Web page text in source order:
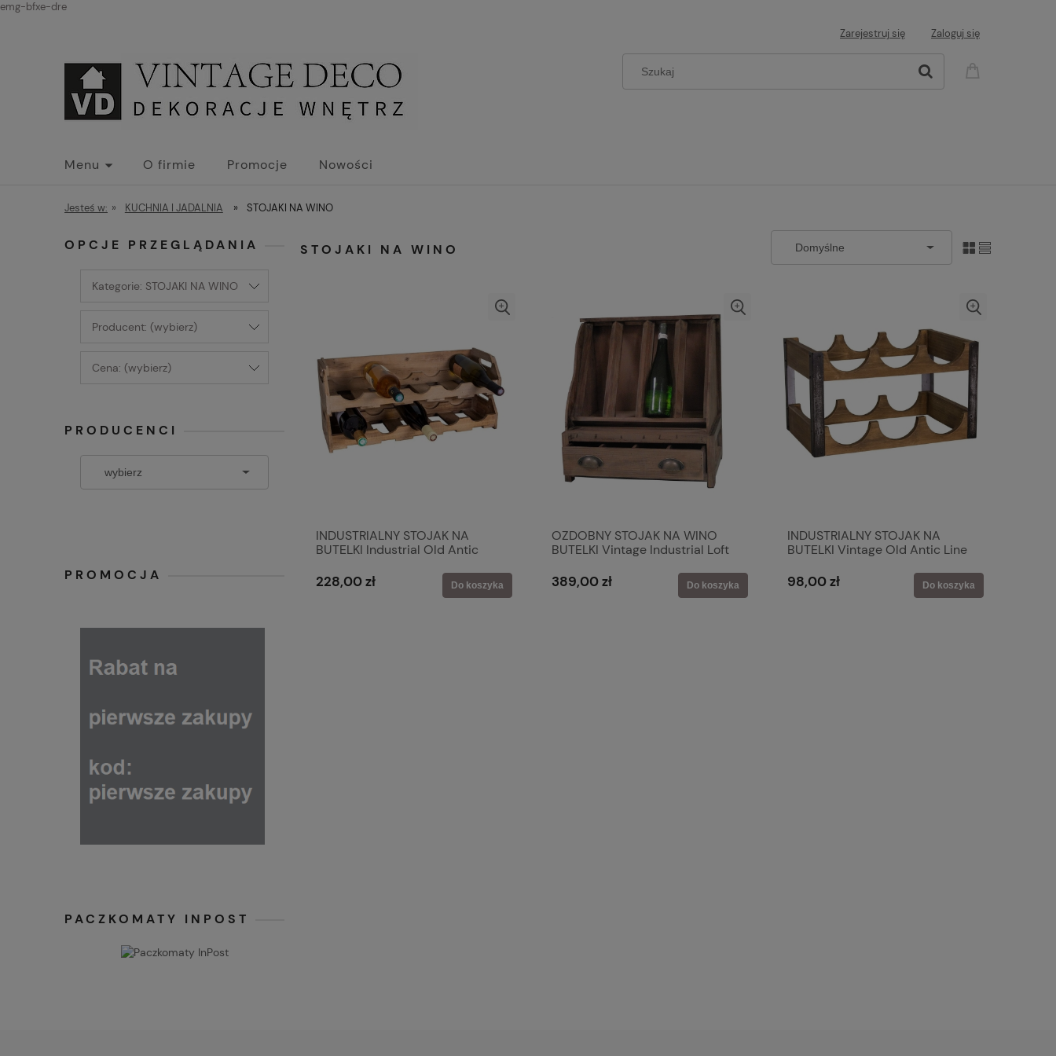
emg-bfxe-dre
Zarejestruj się
Zaloguj się
Menu O firmie Promocje Nowości
Jesteś w: » KUCHNIA I JADALNIA » STOJAKI NA WINO
OPCJE PRZEGLĄDANIA
Kategorie: STOJAKI NA WINO
Producent: (wybierz)
Cena: (wybierz)
PRODUCENCI
PROMOCJA
PACZKOMATY INPOST
STOJAKI NA WINO
INDUSTRIALNY STOJAK NA
BUTELKI Industrial Old Antic
228,00 zł Do koszyka
OZDOBNY STOJAK NA WINO
BUTELKI Vintage Industrial Loft
389,00 zł Do koszyka
INDUSTRIALNY STOJAK NA
BUTELKI Vintage Old Antic Line
98,00 zł Do koszyka